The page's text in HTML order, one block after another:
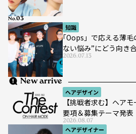
知識
｢Oops」で応える薄
ない悩み”にどう向き
2026.07.13
No.
New arrive
ヘアデザイン
【挑戦者求む】ヘア
要項＆募集テーマ発表
2026.08.07
ヘアデザイナー